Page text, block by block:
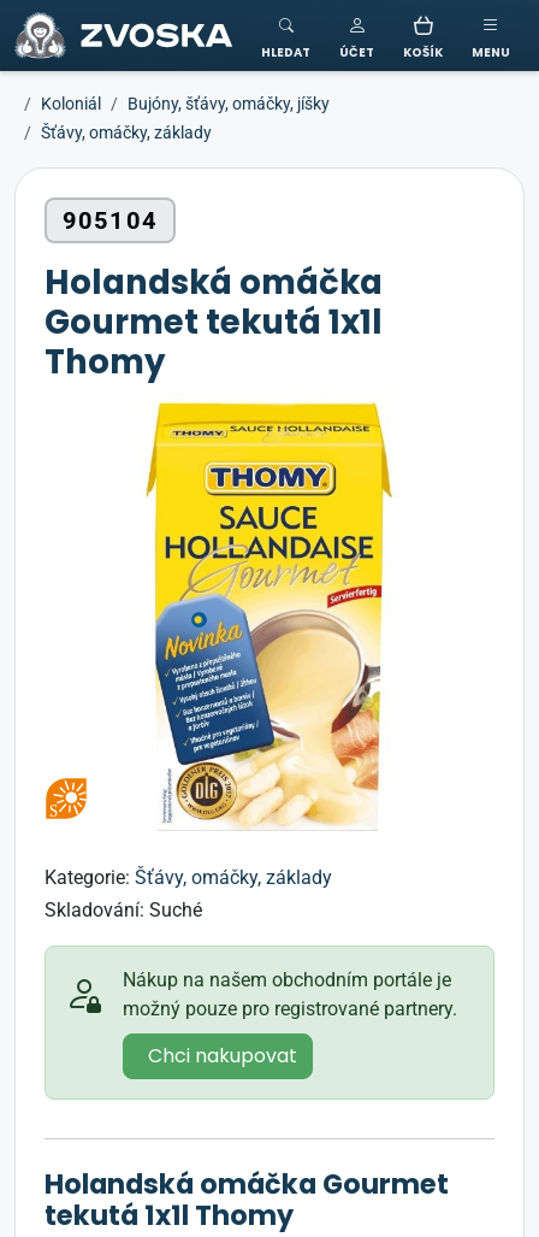
ZVOSKA
HLEDAT ÚČET KOŠÍK MENU
Koloniál
Bujóny, šťávy, omáčky, jíšky
Šťávy, omáčky, základy
905104
Holandská omáčka
Gourmet tekutá 1x1l
Thomy
Kategorie: Šťávy, omáčky, základy
Skladování: Suché
Nákup na našem obchodním portále je
možný pouze pro registrované partnery.
Chci nakupovat
Holandská omáčka Gourmet
tekutá 1x1l Thomy